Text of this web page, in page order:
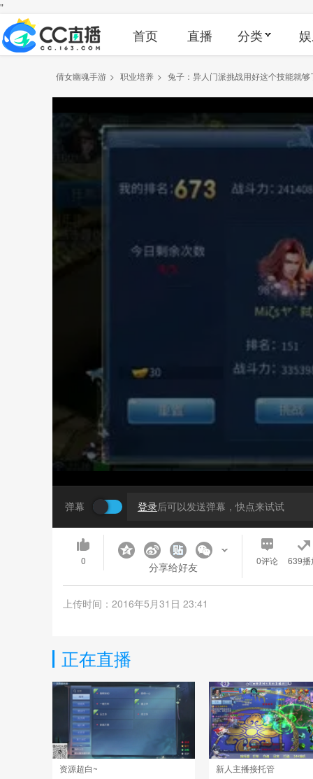
"
首页 直播 分类
倩女幽魂手游 > 职业培养 > 兔子：异人门派挑战用好这个技能就够
弹幕 登录后可以发送弹幕，快点来试试
0 分享给好友 0评论 639播
上传时间：2016年5月31日 23:41
正在直播
资源超白~
新人主播接托管